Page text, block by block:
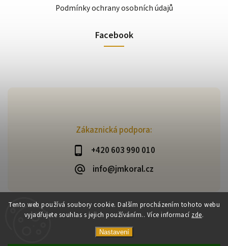
Tento web používá soubory cookie. Dalším procházením tohoto webu
vyjadřujete souhlas s jejich používáním.. Více informací zde.
Nastavení
Zákaznická podpora:
+420 603 990 010
info@jmkoral.cz
Podmínky ochrany osobních údajů
Facebook
Copyright 2026ESHOP JM KORAL. Všechna práva vyhrazena.
VytvořilShoptet| Design